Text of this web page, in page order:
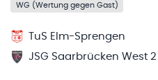
WG (Wertung gegen Gast)
TuS Elm-Sprengen
JSG Saarbrücken West 2